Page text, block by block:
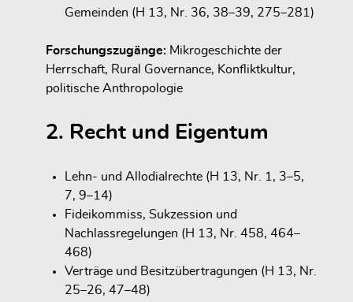
Gemeinden (H 13, Nr. 36, 38–39, 275–281)
Forschungszugänge: Mikrogeschichte der
Herrschaft, Rural Governance, Konfliktkultur,
politische Anthropologie
2. Recht und Eigentum
Lehn- und Allodialrechte (H 13, Nr. 1, 3–5,
7, 9–14)
Fideikommiss, Sukzession und
Nachlassregelungen (H 13, Nr. 458, 464–
468)
Verträge und Besitzübertragungen (H 13, Nr.
25–26, 47–48)